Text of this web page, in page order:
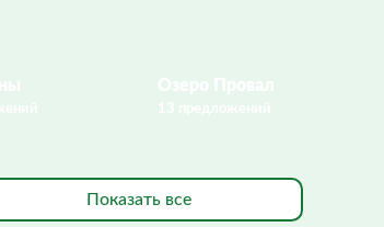
Показать все